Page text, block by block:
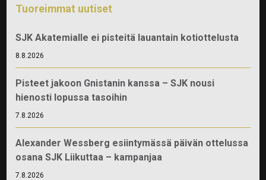
Tuoreimmat uutiset
SJK Akatemialle ei pisteitä lauantain kotiottelusta
8.8.2026
Pisteet jakoon Gnistanin kanssa – SJK nousi
hienosti lopussa tasoihin
7.8.2026
Alexander Wessberg esiintymässä päivän ottelussa
osana SJK Liikuttaa – kampanjaa
7.8.2026